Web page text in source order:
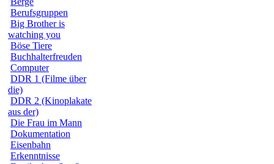
Berufsgruppen
Big Brother is
watching you
Böse Tiere
Buchhalterfreuden
Computer
DDR 1 (Filme über
die)
DDR 2 (Kinoplakate
aus der)
Die Frau im Mann
Dokumentation
Eisenbahn
Erkenntnisse